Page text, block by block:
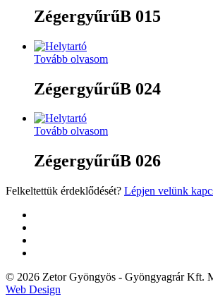
ZégergyűrűB 015
Tovább olvasom
ZégergyűrűB 024
Tovább olvasom
ZégergyűrűB 026
Felkeltettük érdeklődését? Lépjen velünk
© 2026 Zetor Gyöngyös - Gyöngyagrár Kft.
Web Design